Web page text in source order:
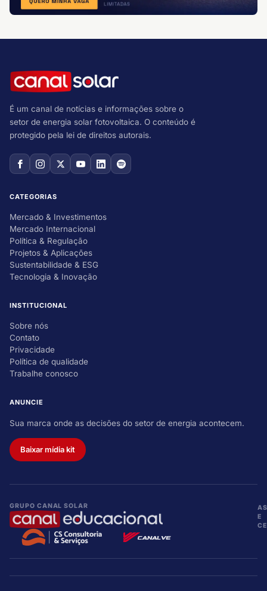
É um canal de notícias e informações sobre o
setor de energia solar fotovoltaica. O conteúdo é
protegido pela lei de direitos autorais.
CATEGORIAS
Mercado & Investimentos
Mercado Internacional
Política & Regulação
Projetos & Aplicações
Sustentabilidade & ESG
Tecnologia & Inovação
INSTITUCIONAL
Sobre nós
Contato
Privacidade
Política de qualidade
Trabalhe conosco
ANUNCIE
Sua marca onde as decisões do setor de energia acontecem.
Baixar mídia kit
GRUPO CANAL SOLAR
E